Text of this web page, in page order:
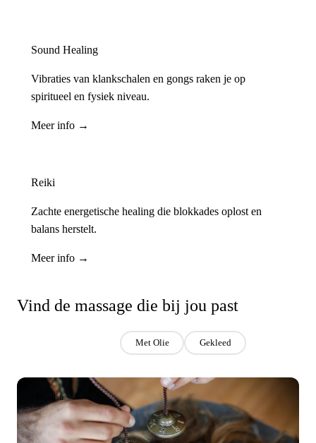
Sound Healing
Vibraties van klankschalen en gongs raken je op
spiritueel en fysiek niveau.
Meer info →
Reiki
Zachte energetische healing die blokkades oplost en
balans herstelt.
Meer info →
Vind de massage die bij jou past
Met Olie Gekleed
Populair